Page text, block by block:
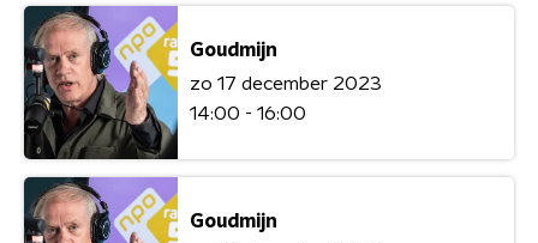
Goudmijn
zo 17 december 2023
14:00 - 16:00
Goudmijn